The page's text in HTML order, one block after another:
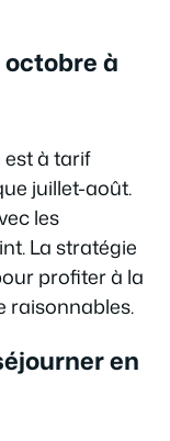
à
est à tarif
juillet-août.
les
La stratégie
profiter à la
raisonnables.
en